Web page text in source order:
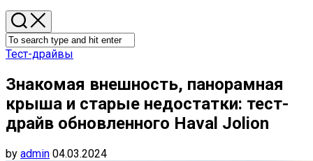
Тест-драйвы
Знакомая внешность, панорамная
крыша и старые недостатки: тест-
драйв обновленного Haval Jolion
by admin 04.03.2024